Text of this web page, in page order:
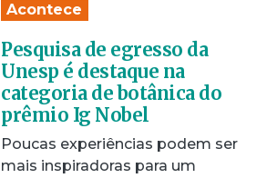
Acontece
Pesquisa de egresso da
Unesp é destaque na
categoria de botânica do
prêmio Ig Nobel
Poucas experiências podem ser
mais inspiradoras para um